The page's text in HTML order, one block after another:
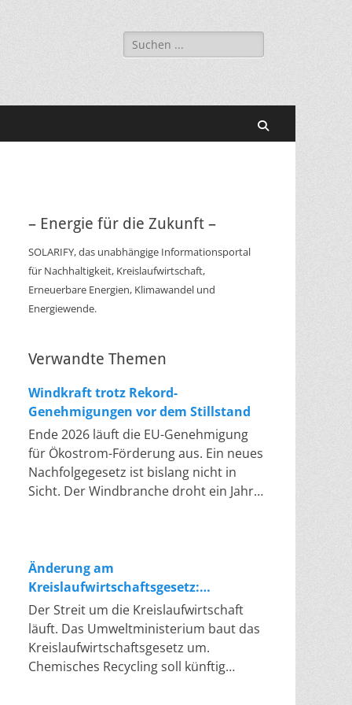
Suchen
nach:
– Energie für die Zukunft –
SOLARIFY, das unabhängige Informationsportal
für Nachhaltigkeit, Kreislaufwirtschaft,
Erneuerbare Energien, Klimawandel und
Energiewende.
Verwandte Themen
Windkraft trotz Rekord-
Genehmigungen vor dem Stillstand
Ende 2026 läuft die EU-Genehmigung
für Ökostrom-Förderung aus. Ein neues
Nachfolgegesetz ist bislang nicht in
Sicht. Der Windbranche droht ein Jahr,
Problem hat die Politik tatsächlich
gelöst, die Verfahren laufen heute
deutlich schneller. Die Halbjahresbilanz
der Branche bestätigt dieses Muster:
So viele Windräder wie nie zuvor
wurden genehmigt, doch im ersten
Halbjahr gingen netto nur rund zwei
Änderung am
Kreislaufwirtschaftsgesetz:
Chemisches Recycling soll Lücke
füllen
Der Streit um die Kreislaufwirtschaft
läuft. Das Umweltministerium baut das
Kreislaufwirtschaftsgesetz um.
Chemisches Recycling soll künftig